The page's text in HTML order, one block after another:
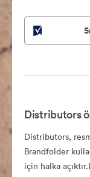
Distributors
Distributors,
Brandfolder
için halka